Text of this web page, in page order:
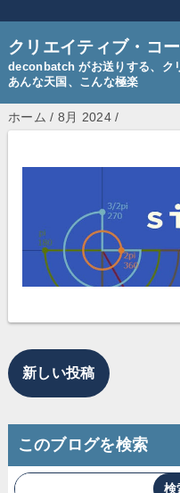
クリエイティブ・コ
deconbatch がお送りする、ク
あんな天国、こんな極楽
ホーム / 8月 2024 /
新しい投稿
このブログを検索